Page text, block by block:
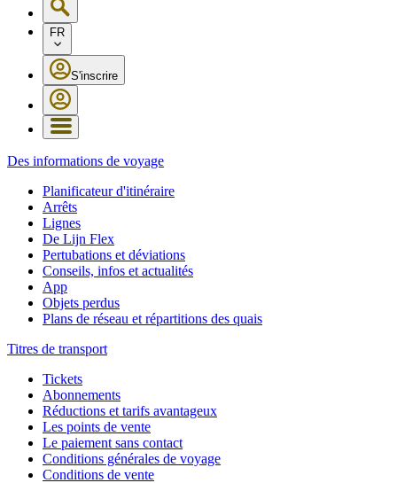
FR
S'inscrire
Des informations de voyage
Planificateur d'itinéraire
Arrêts
Lignes
De Lijn Flex
Pertubations et déviations
Conseils, infos et actualités
App
Objets perdus
Plans de réseau et répartitions des quais
Titres de transport
Tickets
Abonnements
Réductions et tarifs avantageux
Les points de vente
Le paiement sans contact
Conditions générales de voyage
Conditions de vente